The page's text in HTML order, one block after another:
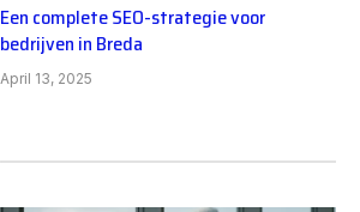
Een complete SEO-strategie voor
bedrijven in Breda
April 13, 2025